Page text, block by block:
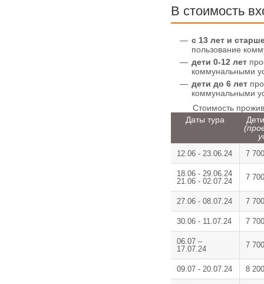
В стоимость
c 13 лет и
пользование
дети 0-12 лет
коммунальными
дети до 6 лет
коммунальными
Стоимость
Даты тура
12.06 - 23.06.24 7 700
18.06 - 29.06.24
21.06 - 02.07.24
7 700
27.06 - 08.07.24 7 700
30.06 - 11.07.24 7 700
06.07 –
17.07.24
7 700
09.07 - 20.07.24 8 200